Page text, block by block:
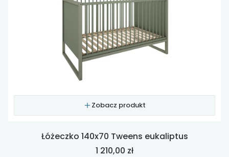
Zobacz produkt
Łóżeczko 140x70 Tweens eukaliptus
Cena
1 210,00 zł